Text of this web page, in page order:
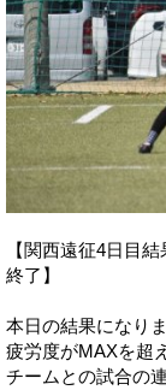
【関西遠征4日目
終了】
本日の結果になりま
疲労度がMAXを超
チームとの試合の